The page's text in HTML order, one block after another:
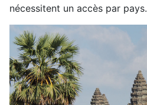
nécessitent un accès par pays.